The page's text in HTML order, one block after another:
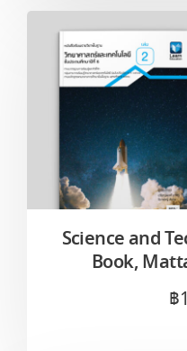
Science and
Book,
฿